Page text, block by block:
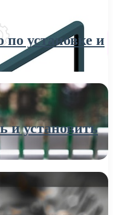
по установке и
и установить